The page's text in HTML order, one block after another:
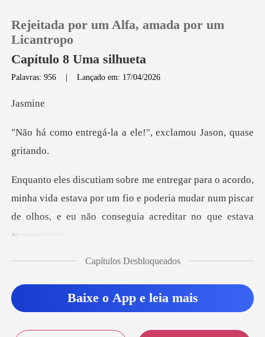
Histórico
Rejeitada por um Alfa, amada por um
Licantropo
Capítulo 8 Uma silhueta
Palavras: 956 |Lançado em: 17/04/2026
sm
la a ele!", exclamou
nha vida estava por um fio e poderia mudar num piscar
de ol
isse meu pai, irritado. "A
Ma
Capítulos Desbloqueados
Baixe o App e leia mais